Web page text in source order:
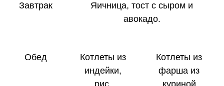
Завтрак
Яичница, тост с сыром и
авокадо.
Обед
Котлеты из
индейки,
Котлеты из
фарша из